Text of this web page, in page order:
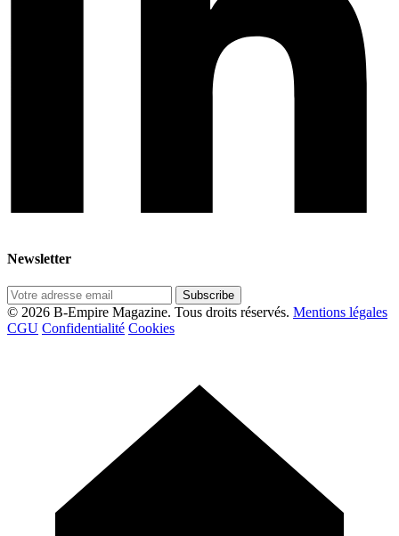
Newsletter
Subscribe
© 2026 B-Empire Magazine. Tous droits réservés. Mentions légales
CGU Confidentialité Cookies